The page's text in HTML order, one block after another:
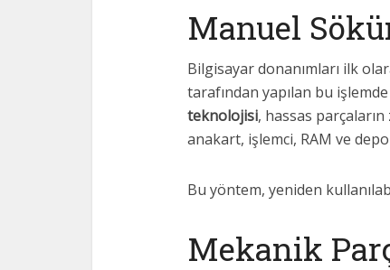
Manuel
Bilgisayar donanımları ilk
tarafından yapılan bu
teknolojisi, hassas parçaların
anakart, işlemci, RAM ve
Bu yöntem, yeniden
Mekanik